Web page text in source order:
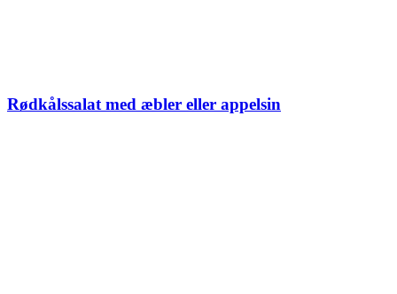
Rødkålssalat med æbler eller appelsin